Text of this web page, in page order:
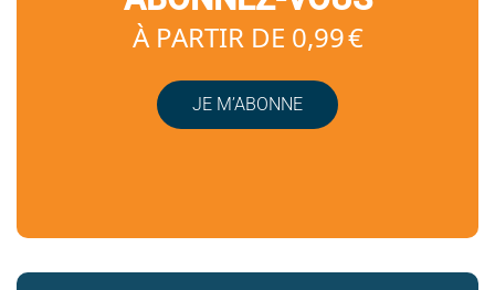
À PARTIR DE 0,99 €
JE M’ABONNE